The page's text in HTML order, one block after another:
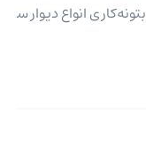
بتونه‌کاری انواع دیوار